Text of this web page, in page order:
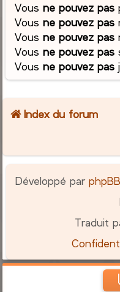
Vousne pouvez pas
Vousne pouvez pas
Vousne pouvez pas
Vousne pouvez pas
Vousne pouvez pas
Index du forum
Développé par
Traduit